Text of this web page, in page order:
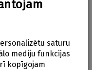
sajūtu
saturu
mediju funkcijas
kopīgojam